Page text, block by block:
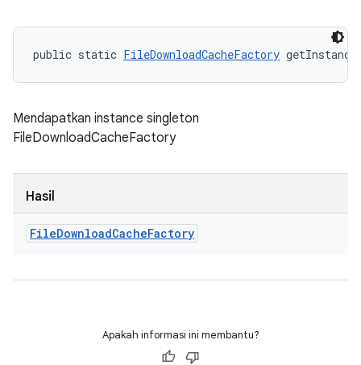
public static FileDownloadCacheFactory
Mendapatkan instance singleton
FileDownloadCacheFactory
Hasil
FileDownloadCacheFactory
Apakah informasi ini membantu?